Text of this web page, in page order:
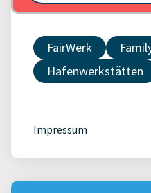
FairWerk
Hafenwerkstätten
Impressum